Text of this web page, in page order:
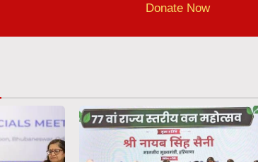
Donate Now